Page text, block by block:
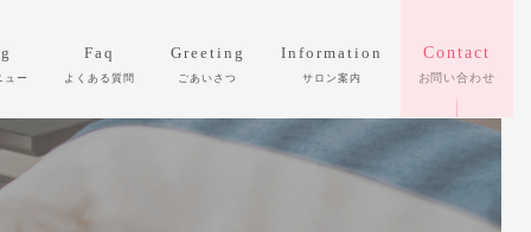
Faq Greeting Information Contact